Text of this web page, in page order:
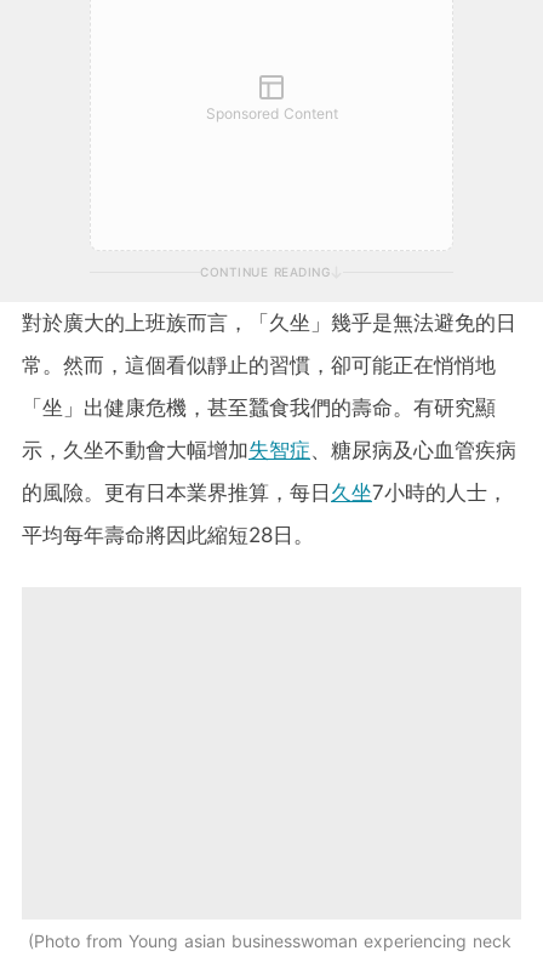
Sponsored Content
CONTINUE READING
對於廣大的上班族而言，「久坐」幾乎是無法避免的日
常。然而，這個看似靜止的習慣，卻可能正在悄悄地
「坐」出健康危機，甚至蠶食我們的壽命。有研究顯
示，久坐不動會大幅增加失智症、糖尿病及心血管疾病
的風險。更有日本業界推算，每日 久坐7小時的人士，
平均每年壽命將因此縮短28日。
Photo from Young asian businesswoman experiencing neck